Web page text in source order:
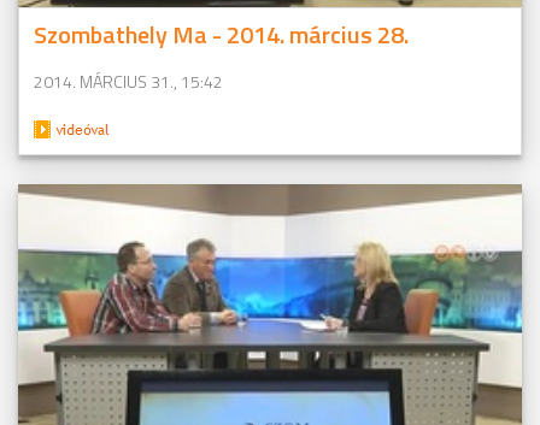
Szombathely Ma - 2014. március 28.
2014. MÁRCIUS 31., 15:42